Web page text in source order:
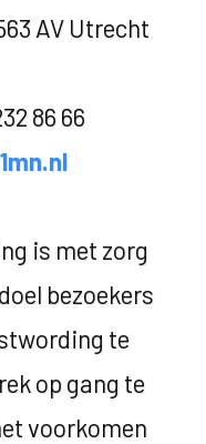
AV Utrecht
86 66
is met zorg
bezoekers
te
op gang te
voorkomen